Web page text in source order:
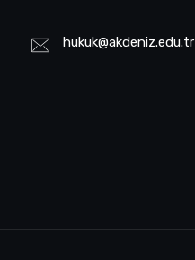
hukuk@akdeniz.edu.tr